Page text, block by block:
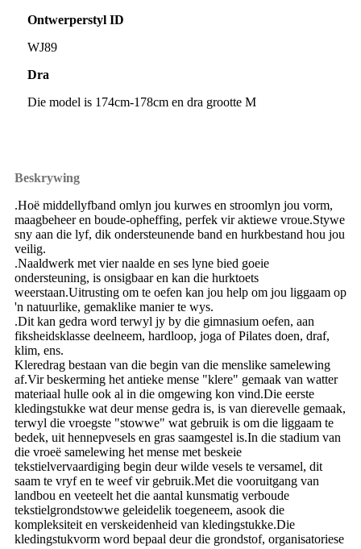
Ontwerperstyl ID
WJ89
Dra
Die model is 174cm-178cm en dra grootte M
Beskrywing
.Hoë middellyfband omlyn jou kurwes en stroomlyn jou vorm,
maagbeheer en boude-opheffing, perfek vir aktiewe vroue.Stywe
sny aan die lyf, dik ondersteunende band en hurkbestand hou jou
veilig.
.Naaldwerk met vier naalde en ses lyne bied goeie
ondersteuning, is onsigbaar en kan die hurktoets
weerstaan.Uitrusting om te oefen kan jou help om jou liggaam op
'n natuurlike, gemaklike manier te wys.
.Dit kan gedra word terwyl jy by die gimnasium oefen, aan
fiksheidsklasse deelneem, hardloop, joga of Pilates doen, draf,
klim, ens.
Kleredrag bestaan ​​van die begin van die menslike samelewing
af.Vir beskerming het antieke mense "klere" gemaak van watter
materiaal hulle ook al in die omgewing kon vind.Die eerste
kledingstukke wat deur mense gedra is, is van dierevelle gemaak,
terwyl die vroegste "stowwe" wat gebruik is om die liggaam te
bedek, uit hennepvesels en gras saamgestel is.In die stadium van
die vroeë samelewing het mense met beskeie
tekstielvervaardiging begin deur wilde vesels te versamel, dit
saam te vryf en te weef vir gebruik.Met die vooruitgang van
landbou en veeteelt het die aantal kunsmatig verboude
tekstielgrondstowwe geleidelik toegeneem, asook die
kompleksiteit en verskeidenheid van kledingstukke.Die
kledingstukvorm word bepaal deur die grondstof, organisatoriese